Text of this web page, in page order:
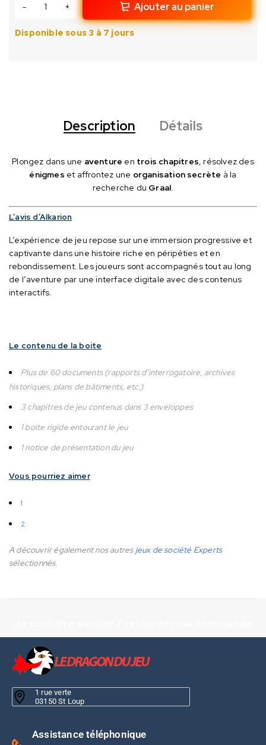
Ajouter au panier
Disponible sous 3 à 7 jours
Description Détails
Plongez dans une aventure en trois chapitres, résolvez des
énigmes et affrontez une organisation secrète à la
recherche du Graal.
L’avis d’Alkarion
L’expérience de jeu repose sur une immersion progressive et
captivante dans une histoire riche en péripéties et en
rebondissement. Les joueurs sont accompagnés tout au long
de l’aventure par une interface digitale avec des contenus
interactifs.
Le contenu de la boite
Plus de 60 documents (rapports d’interrogatoire, archives
historiques, plans de bâtiments, etc.)
3 chapitres de jeu contenus dans 3 enveloppes
1 boite rigide entourant le jeu
1 notice de présentation du jeu
Vous pourriez aimer
1
2
A découvrir également nos autresjeux de société Experts
sélectionnés.
1 rue verte
03150 St Loup
Assistance téléphonique